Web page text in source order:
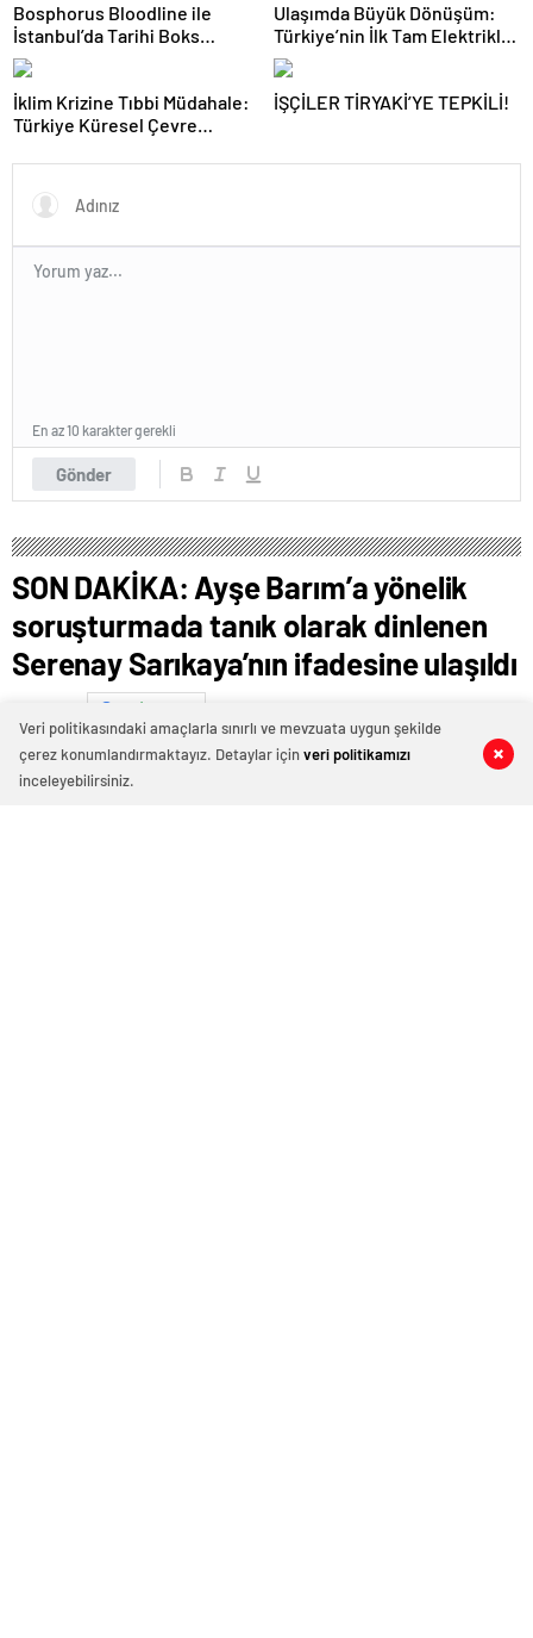
0 0
Bosphorus Bloodline ile
İstanbul’da Tarihi Boks
Gecesi
Ulaşımda Büyük Dönüşüm:
Türkiye’nin İlk Tam Elektrikli
Akaryakıt İstasyonu Deneyimi
İklim Krizine Tıbbi Müdahale:
Türkiye Küresel Çevre
Değiştirdi?
İŞÇİLER TİRYAKİ’YE TEPKİLİ!
Gönder
En az 10 karakter gerekli
SON DAKİKA: Ayşe Barım’a yönelik
soruşturmada tanık olarak dinlenen
Serenay Sarıkaya’nın ifadesine ulaşıldı
0 0
Veri politikasındaki amaçlarla sınırlı ve mevzuata uygun şekilde
çerez konumlandırmaktayız. Detaylar içinveri politikamızı
inceleyebilirsiniz.